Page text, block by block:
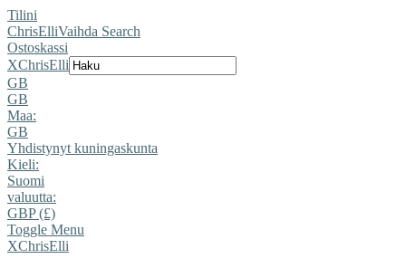
Tilini
ChrisElliVaihda Search
Ostoskassi
XChrisElli
GB
GB
Maa:
GB
Yhdistynyt kuningaskunta
Kieli:
Suomi
valuutta:
GBP (£)
Toggle Menu
XChrisElli